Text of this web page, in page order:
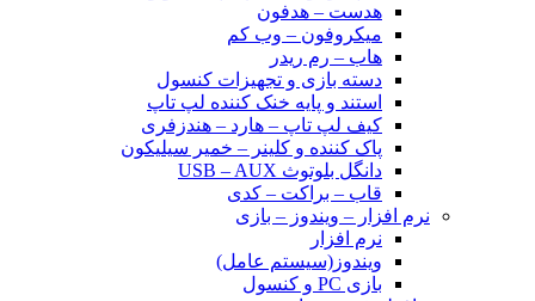
هدست – هدفون
میکروفون – وب کم
هاب – رم ریدر
دسته بازی و تجهیزات کنسول
استند و پایه خنک کننده لپ تاپ
کیف لپ تاپ – هارد – هندزفری
پاک کننده و کلینر – خمیر سیلیکون
دانگل بلوتوث USB – AUX
قاب – براکت – کدی
نرم افزار – ویندوز – بازی
نرم افزار
ویندوز(سیستم عامل)
بازی PC و کنسول